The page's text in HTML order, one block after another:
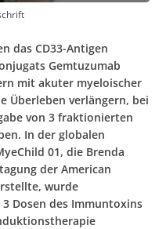
das CD33-Antigen
Gemtuzumab
mit akuter myeloischer
Überleben verlängern, bei
von 3 fraktionierten
In der globalen
01, die Brenda
der American
wurde
Dosen des Immuntoxins